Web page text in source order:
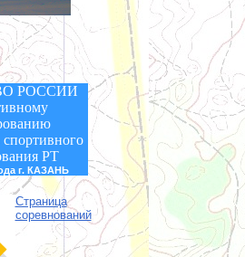
РОССИИ
спортивного
РТ
г. КАЗАНЬ
Страница
соревнований